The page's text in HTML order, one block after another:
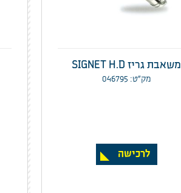
משאבת גריז SIGNET H.D
מק”ט: 046795
לרכישה